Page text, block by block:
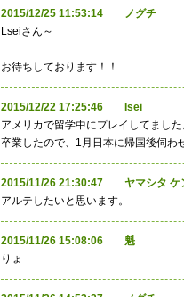
2015/12/25 11:53:14 ノグチ
Lseiさん～
お待ちしております！！
2015/12/22 17:25:46 Isei
アメリカで留学中にプレイしてました
卒業したので、1月日本に帰国後伺わ
2015/11/26 21:30:47 ヤマシタ ケ
アルテしたいと思います。
2015/11/26 15:08:06 魁
りょ